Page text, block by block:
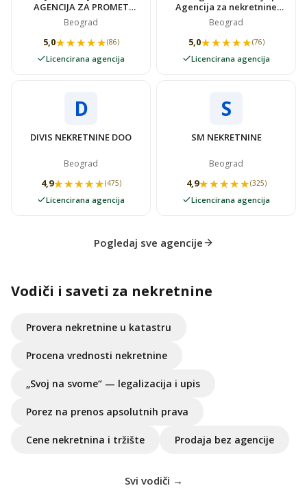
AGENCIJA ZA PROMET
NEKRETNINAMA SUPER
STAN
Beograd
5,0★★★★★
★★★★★(86)
Licencirana agencija
Agencija za nekretnine
VIDOVSTAN
Beograd
5,0★★★★★
★★★★★(76)
Licencirana agencija
D
DIVIS NEKRETNINE DOO
Beograd
4,9★★★★★
★★★★★(475)
Licencirana agencija
S
SM NEKRETNINE
Beograd
4,9★★★★★
★★★★★(325)
Licencirana agencija
Pogledaj sve agencije
Vodiči i saveti za nekretnine
Provera nekretnine u katastru
Procena vrednosti nekretnine
„Svoj na svome“ — legalizacija i upis
Porez na prenos apsolutnih prava
Cene nekretnina i tržište Prodaja bez agencije
Svi vodiči →